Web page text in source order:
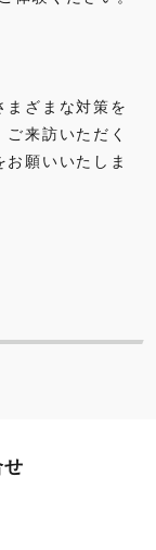
まざまな対策を
来訪いただく
願いいたしま